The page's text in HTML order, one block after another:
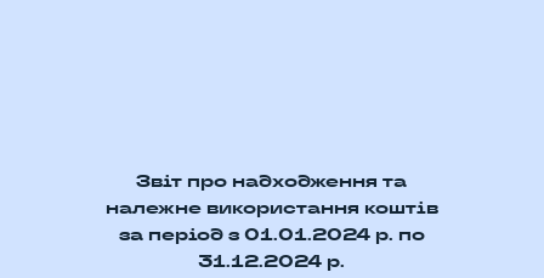
Звіт про надходження та
належне використання коштів
за період з 01.01.2024 р. по
31.12.2024 р.